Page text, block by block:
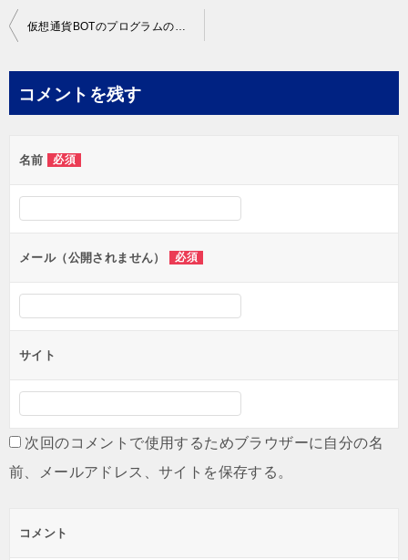
投
ビ
ー
シ
ョ
ン
コメントを残す
名前 必須
メール（公開されません） 必須
サイト
次回のコメントで使用するためブラウザーに自分の名
前、メールアドレス、サイトを保存する。
コメント